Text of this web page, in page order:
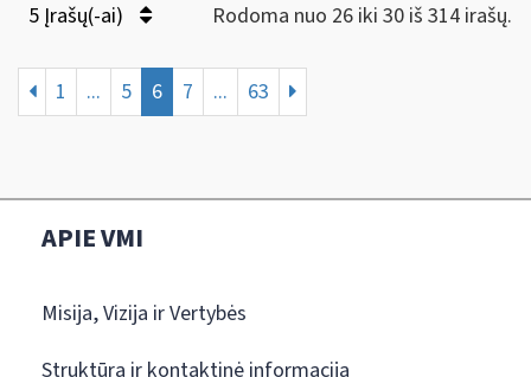
5 Įrašų(-ai) Rodoma nuo 26 iki 30 iš 314 irašų.
1 ... 5 6 7 ... 63
APIE VMI
Misija, Vizija ir Vertybės
Struktūra ir kontaktinė informacija